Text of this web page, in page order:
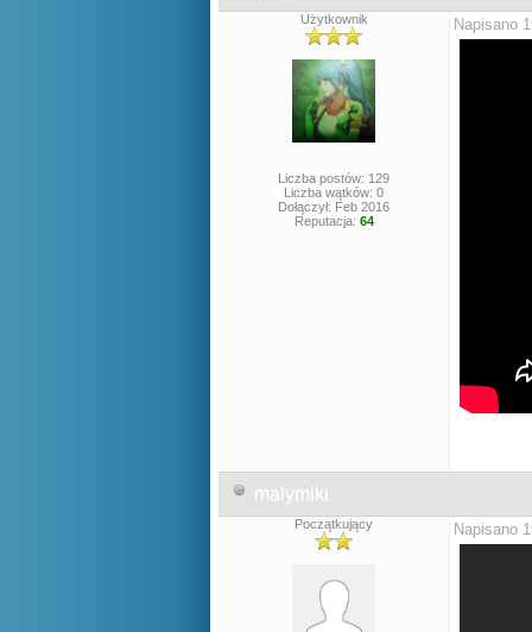
Użytkownik
Liczba postów: 129
Liczba wątków: 0
Dołączył: Feb 2016
Reputacja: 64
Napisano
malymiki
Początkujący Napisano